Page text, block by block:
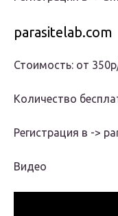
parasitelab.com
Стоимость: от
Количество
Регистрация в ->
Видео